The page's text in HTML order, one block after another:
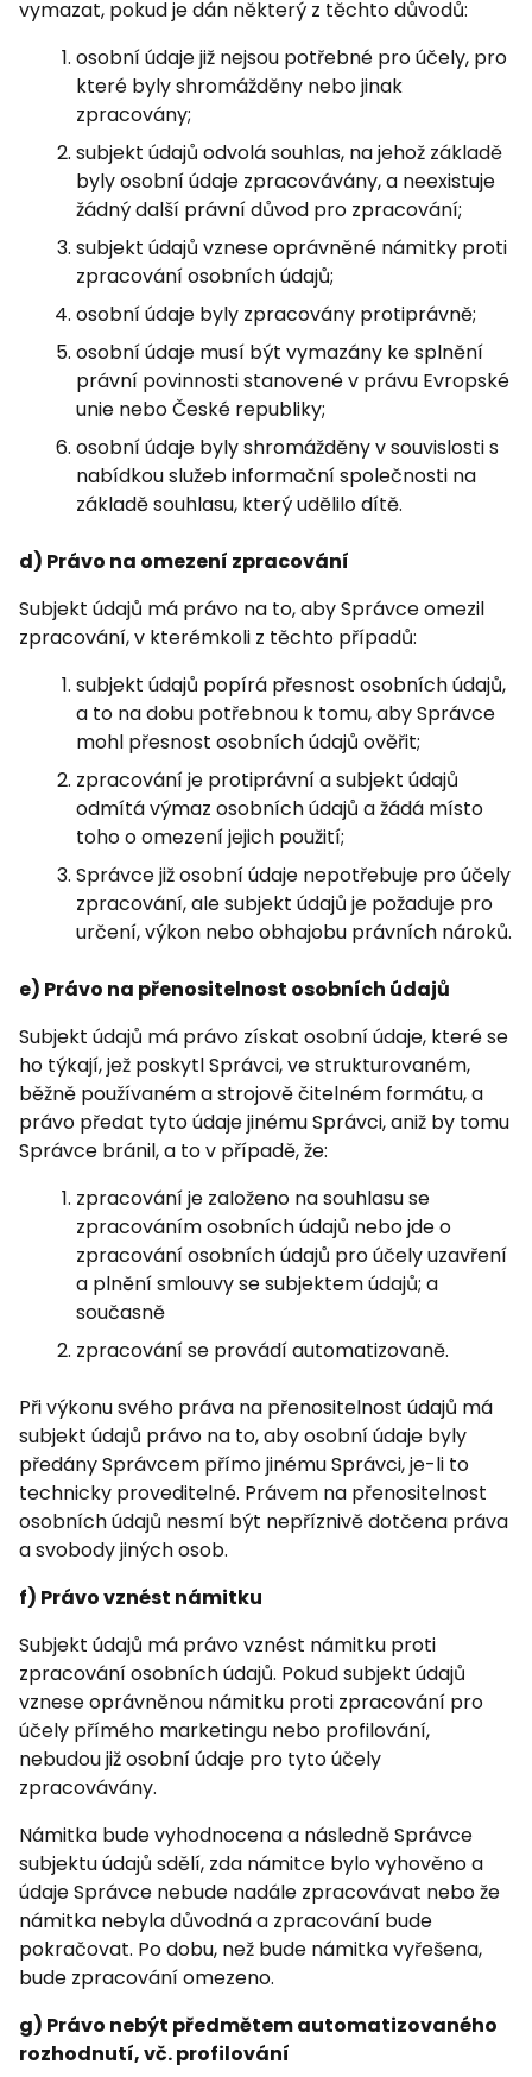
vymazat, pokud je dán některý z těchto důvodů:
osobní údaje již nejsou potřebné pro účely, pro
které byly shromážděny nebo jinak
zpracovány;
subjekt údajů odvolá souhlas, na jehož základě
byly osobní údaje zpracovávány, a neexistuje
žádný další právní důvod pro zpracování;
subjekt údajů vznese oprávněné námitky proti
zpracování osobních údajů;
osobní údaje byly zpracovány protiprávně;
osobní údaje musí být vymazány ke splnění
právní povinnosti stanovené v právu Evropské
unie nebo České republiky;
osobní údaje byly shromážděny v souvislosti s
nabídkou služeb informační společnosti na
základě souhlasu, který udělilo dítě.
d) Právo na omezení zpracování
Subjekt údajů má právo na to, aby Správce omezil
zpracování, v kterémkoli z těchto případů:
subjekt údajů popírá přesnost osobních údajů,
a to na dobu potřebnou k tomu, aby Správce
mohl přesnost osobních údajů ověřit;
zpracování je protiprávní a subjekt údajů
odmítá výmaz osobních údajů a žádá místo
toho o omezení jejich použití;
Správce již osobní údaje nepotřebuje pro účely
zpracování, ale subjekt údajů je požaduje pro
určení, výkon nebo obhajobu právních nároků.
e) Právo na přenositelnost osobních údajů
Subjekt údajů má právo získat osobní údaje, které se
ho týkají, jež poskytl Správci, ve strukturovaném,
běžně používaném a strojově čitelném formátu, a
právo předat tyto údaje jinému Správci, aniž by tomu
Správce bránil, a to v případě, že:
zpracování je založeno na souhlasu se
zpracováním osobních údajů nebo jde o
zpracování osobních údajů pro účely uzavření
a plnění smlouvy se subjektem údajů; a
současně
zpracování se provádí automatizovaně.
Při výkonu svého práva na přenositelnost údajů má
subjekt údajů právo na to, aby osobní údaje byly
předány Správcem přímo jinému Správci, je-li to
technicky proveditelné. Právem na přenositelnost
osobních údajů nesmí být nepříznivě dotčena práva
a svobody jiných osob.
f) Právo vznést námitku
Subjekt údajů má právo vznést námitku proti
zpracování osobních údajů. Pokud subjekt údajů
vznese oprávněnou námitku proti zpracování pro
účely přímého marketingu nebo profilování,
nebudou již osobní údaje pro tyto účely
zpracovávány.
Námitka bude vyhodnocena a následně Správce
subjektu údajů sdělí, zda námitce bylo vyhověno a
údaje Správce nebude nadále zpracovávat nebo že
námitka nebyla důvodná a zpracování bude
pokračovat. Po dobu, než bude námitka vyřešena,
bude zpracování omezeno.
g) Právo nebýt předmětem automatizovaného
rozhodnutí, vč. profilování